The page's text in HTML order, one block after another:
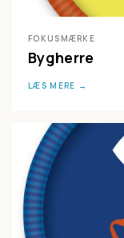
FOKUSMÆRKE
Bygherre
LÆS MERE